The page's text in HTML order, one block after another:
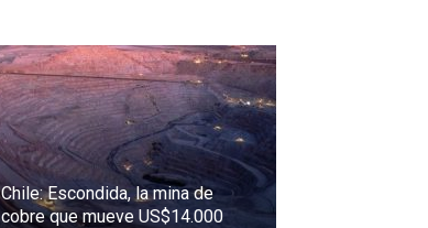
Chile: Escondida, la mina de
cobre que mueve US$14.000